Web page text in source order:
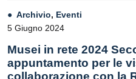
Archivio, Eventi
5 Giugno 2024
Musei in rete 2024
appuntamento per le
collaborazione con la